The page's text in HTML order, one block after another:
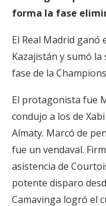
forma la fase
El Real Madrid
Kazajistán y sumó
fase de la
El protagonista fue
condujo a los de
Almaty. Marcó de
fue un vendaval.
asistencia de
potente disparo
Camavinga logró el